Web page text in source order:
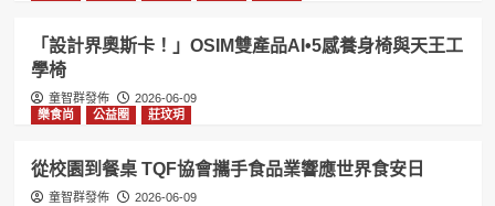
「設計界奧斯卡！」OSIM雙產品AI•5感養身椅與天王工
學椅
童智群發佈
2026-06-09
樂食尚
公益圈 莊玟玥
從校園到餐桌 TQF協會攜手食品業響應世界食安日
童智群發佈 2026-06-09